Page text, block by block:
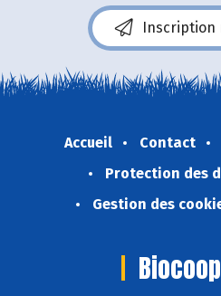
Accueil Contact
Protection des
Gestion des